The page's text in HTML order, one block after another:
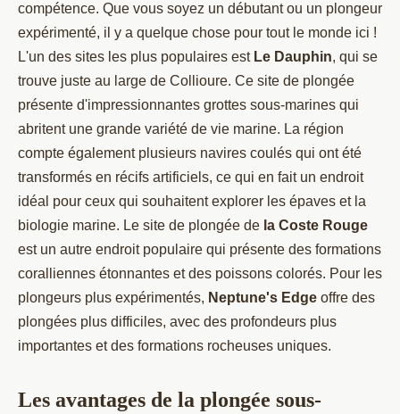
compétence. Que vous soyez un débutant ou un plongeur
expérimenté, il y a quelque chose pour tout le monde ici !
L'un des sites les plus populaires est Le Dauphin, qui se
trouve juste au large de Collioure. Ce site de plongée
présente d'impressionnantes grottes sous-marines qui
abritent une grande variété de vie marine. La région
compte également plusieurs navires coulés qui ont été
transformés en récifs artificiels, ce qui en fait un endroit
idéal pour ceux qui souhaitent explorer les épaves et la
biologie marine. Le site de plongée de la Coste Rouge
est un autre endroit populaire qui présente des formations
coralliennes étonnantes et des poissons colorés. Pour les
plongeurs plus expérimentés, Neptune's Edge offre des
plongées plus difficiles, avec des profondeurs plus
importantes et des formations rocheuses uniques.
Les avantages de la plongée sous-